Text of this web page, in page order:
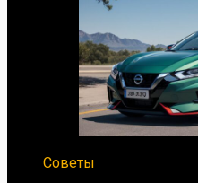
Советы